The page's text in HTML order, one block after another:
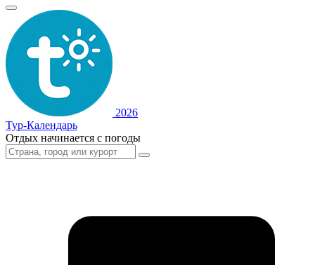
2026
Тур-Календарь
Отдых начинается с погоды